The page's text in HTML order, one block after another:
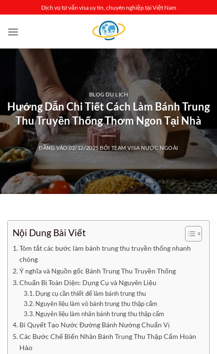
qua
nội
Dịch vụ tư vấn visa uy tín, chuyên nghiệp tại Việt Nam
BLOG DU LỊCH
Hướng Dẫn Chi Tiết Cách Làm Bánh Trung
Thu Truyền Thống Thơm Ngon Tại Nhà
ĐĂNG VÀO02/12/2025 BỞITEAM VISA NƯỚC NGOÀI
Nội Dung Bài Viết
Tóm tắt các bước làm bánh trung thu truyền thống nhanh
chóng
Ý nghĩa và Nguồn gốc Bánh Trung Thu Truyền Thống
Chuẩn Bị Toàn Diện: Dụng Cụ và Nguyên Liệu
Dụng cụ cần thiết để làm bánh trung thu
Nguyên liệu làm vỏ bánh trung thu thập cẩm
Nguyên liệu làm nhân bánh trung thu thập cẩm
Bí Quyết Tạo Nước Đường Bánh Nướng Chuẩn Vị
Các Bước Chế Biến Nhân Bánh Trung Thu Thập Cẩm Hoàn
Hảo